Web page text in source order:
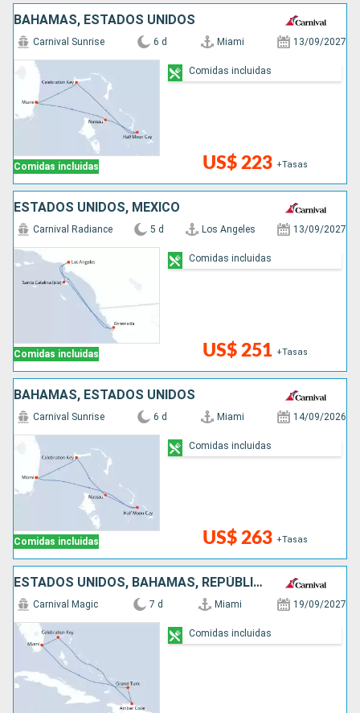
BAHAMAS, ESTADOS UNIDOS
Comidas incluidas
Carnival Sunrise 6 d Miami 13/09/2027
US$ 223 +Tasas
Comidas incluidas
ESTADOS UNIDOS, MÉXICO
Comidas incluidas
Carnival Radiance 5 d Los Angeles 13/09/2027
US$ 251 +Tasas
Comidas incluidas
BAHAMAS, ESTADOS UNIDOS
Comidas incluidas
Carnival Sunrise 6 d Miami 14/09/2026
US$ 263 +Tasas
Comidas incluidas
ESTADOS UNIDOS, BAHAMAS, REPÚBLICA DOMINICANA
Carnival Magic 7 d Miami 19/09/2027
Comidas incluidas